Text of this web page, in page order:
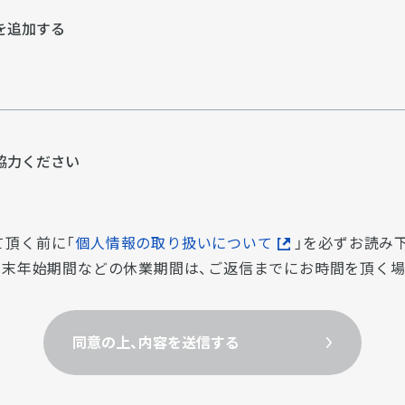
追加する
⼒ください
く前に「個人情報の取り扱いについて
」を必ずお読み
末年始期間などの休業期間は、ご返信までにお時間を頂く
同意の上、内容を送信する